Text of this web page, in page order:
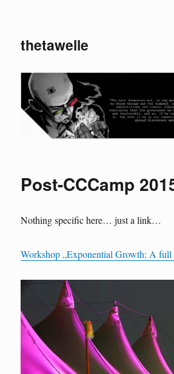
thetawelle
Post-CCCamp
Nothing specific here… just a link…
Workshop „Exponential Growth: A